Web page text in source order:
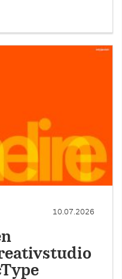
10.07.2026